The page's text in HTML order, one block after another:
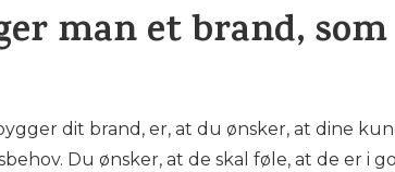
man et brand,
dit brand, er, at du ønsker, at dine
Du ønsker, at de skal føle, at de er i